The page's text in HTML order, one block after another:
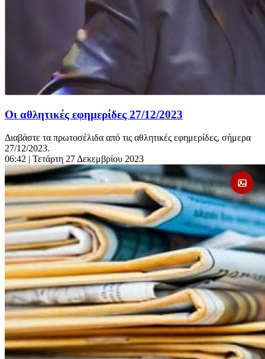
Οι αθλητικές εφημερίδες 27/12/2023
Διαβάστε τα πρωτοσέλιδα από τις αθλητικές εφημερίδες, σήμερα
27/12/2023.
06:42 | Τετάρτη 27 Δεκεμβρίου 2023